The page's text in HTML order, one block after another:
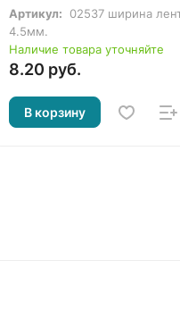
бензопилы серии 4500 /
5200 / 5800
Артикул:
02537 ширина
4.5мм.
Наличие товара уточняйте
8.20 руб.
В корзину